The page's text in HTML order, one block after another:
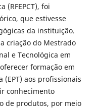
(RFEPCT), foi
que estivesse
da instituição.
criação do Mestrado
e Tecnológica em
formação em
aos profissionais
conhecimento
de produtos, por meio